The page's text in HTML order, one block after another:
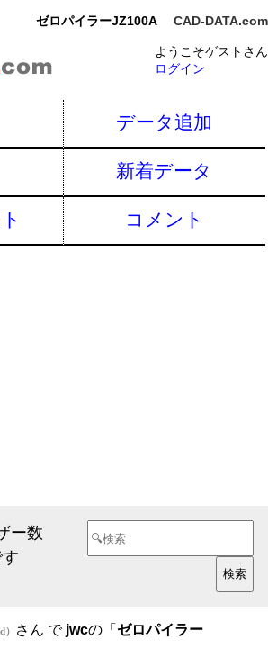
ゼロパイラーJZ100A CAD-DATA.com
ようこそゲストさん
ログイン
データ追加
新着データ
コメント
ー数
） さん で jwcの「ゼロパイラー